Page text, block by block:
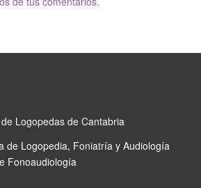
Logopedas de Cantabria
de Logopedia, Foniatría y Audiología
Fonoaudiología